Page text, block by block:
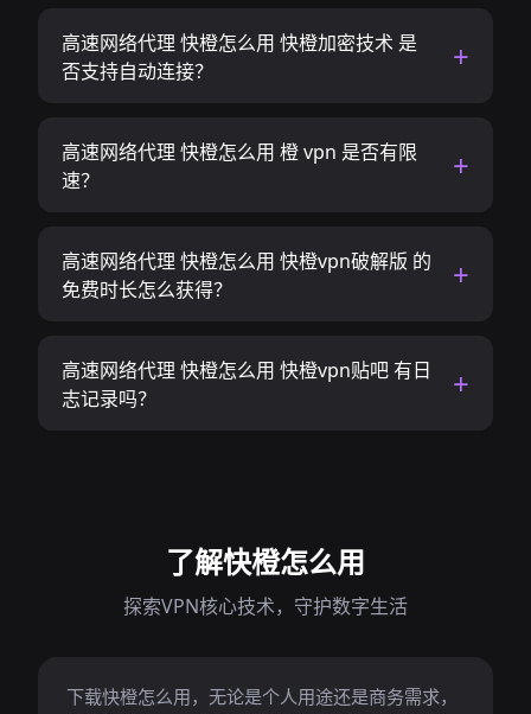
高速网络代理 快橙怎么用 快橙加密技术 是
否支持自动连接？
高速网络代理 快橙怎么用 橙 vpn 是否有限
速？
高速网络代理 快橙怎么用 快橙vpn破解版 的
免费时长怎么获得？
高速网络代理 快橙怎么用 快橙vpn贴吧 有日
志记录吗？
了解快橙怎么用
探索VPN核心技术，守护数字生活
下载快橙怎么用，无论是个人用途还是商务需求，